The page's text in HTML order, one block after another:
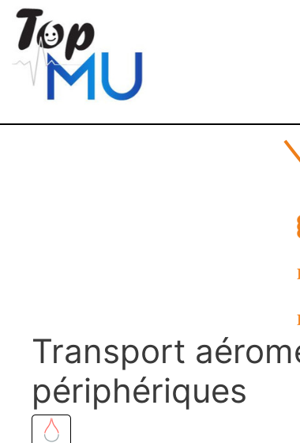
Transport
périphériques